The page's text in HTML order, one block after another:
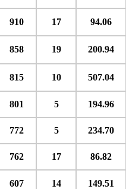
910 17 94.06
858 19 200.94
815 10 507.04
801 5 194.96
772 5 234.70
762 17 86.82
607 14 149.51